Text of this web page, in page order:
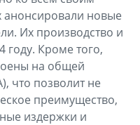
анонсировали новые
Их производство и
году. Кроме того,
на общей
что позволит не
преимущество,
издержки и